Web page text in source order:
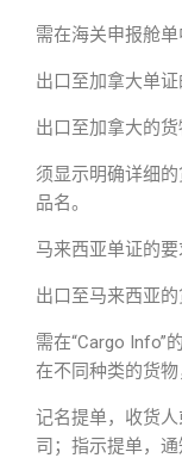
需在海关申报舱单
出口至加拿大单
出口至加拿大的货
须显示明确详细的
品名。
马来西亚单证的
出口至马来西亚的
需在“Cargo Info”
在不同种类的货物
记名提单，收货
司；指示提单，